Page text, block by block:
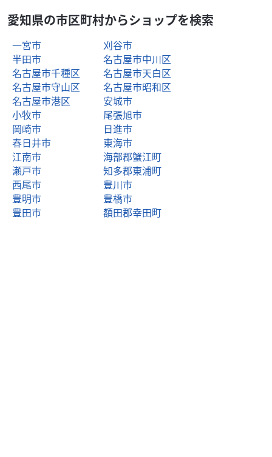
愛知県の市区町村からショップを検索
一宮市
刈谷市
半田市
名古屋市中川区
名古屋市千種区
名古屋市天白区
名古屋市守山区
名古屋市昭和区
名古屋市港区
安城市
小牧市
尾張旭市
岡崎市
日進市
春日井市
東海市
江南市
海部郡蟹江町
瀬戸市
知多郡東浦町
西尾市
豊川市
豊明市
豊橋市
豊田市
額田郡幸田町